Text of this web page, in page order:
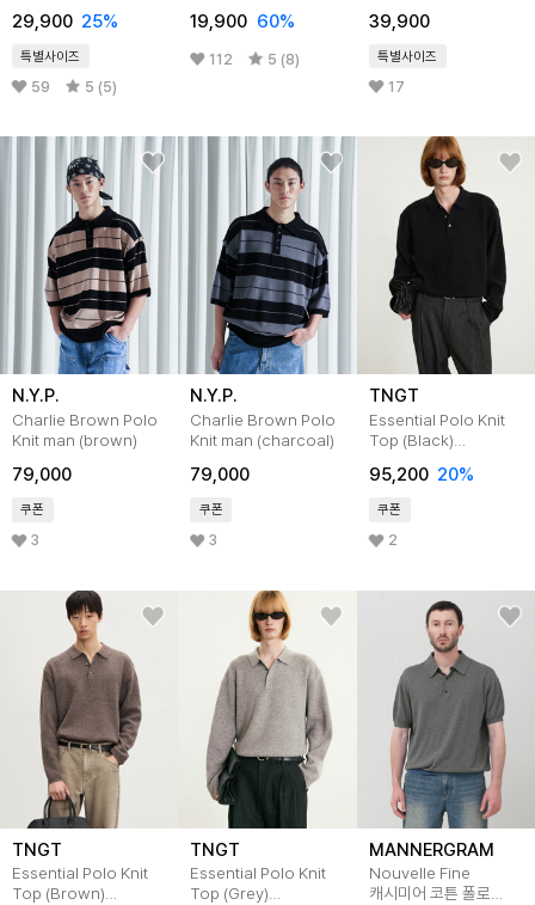
29,900 25%
특별사이즈
59 5 (5)
19,900 60%
112 5 (8)
39,900
특별사이즈
17
N.Y.P.
Charlie Brown Polo
Knit man (brown)
79,000
쿠폰
3
N.Y.P.
Charlie Brown Polo
Knit man (charcoal)
79,000
쿠폰
3
TNGT
Essential Polo Knit
Top (Black)
95,200 20%
쿠폰
2
TNGT
Essential Polo Knit
Top (Brown)
TNGT
Essential Polo Knit
Top (Grey)
MANNERGRAM
Nouvelle Fine
캐시미어 코튼 폴로